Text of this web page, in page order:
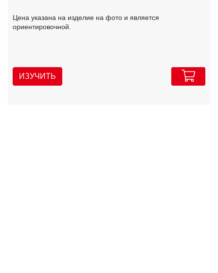
Цена указана на изделие на фото и является
ориентировочной.
ИЗУЧИТЬ